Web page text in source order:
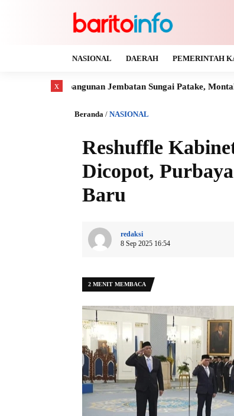
NASIONAL DAERAH PEMERINTAH
Jembatan Sungai Patake, Montallat Kaya
Beranda / NASIONAL
Reshuffle
Dicopot,
Baru
redaksi
8 Sep 2025 16:54
2 MENIT MEMBACA
x